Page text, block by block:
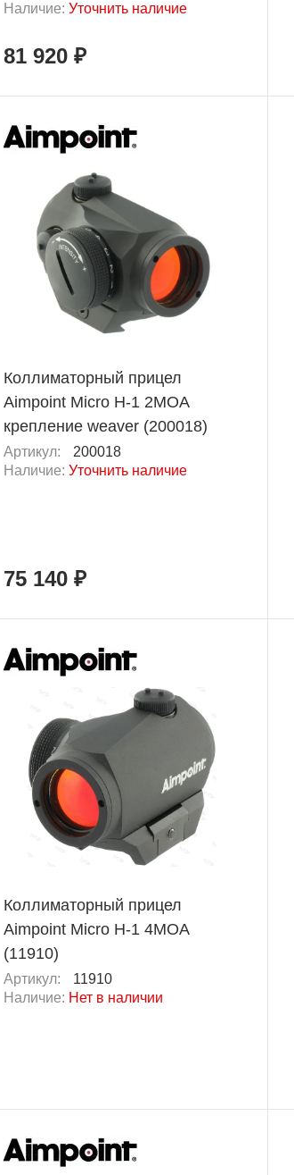
Наличие: Уточнить наличие
81 920 ₽
Коллиматорный прицел
Aimpoint Micro H-1 2MOA
крепление weaver (200018)
Артикул:
200018
Наличие: Уточнить наличие
75 140 ₽
Коллиматорный прицел
Aimpoint Micro H-1 4MOA
(11910)
Артикул:
11910
Наличие: Нет в наличии